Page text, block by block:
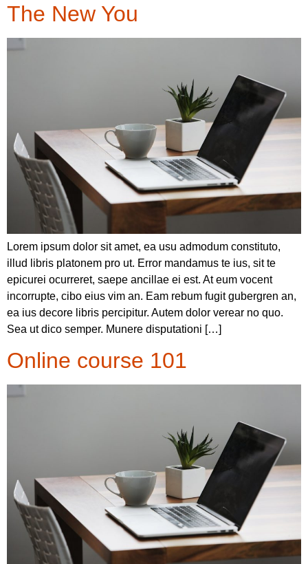
The New You
Lorem ipsum dolor sit amet, ea usu admodum constituto,
illud libris platonem pro ut. Error mandamus te ius, sit te
epicurei ocurreret, saepe ancillae ei est. At eum vocent
incorrupte, cibo eius vim an. Eam rebum fugit gubergren an,
ea ius decore libris percipitur. Autem dolor verear no quo.
Sea ut dico semper. Munere disputationi […]
Online course 101